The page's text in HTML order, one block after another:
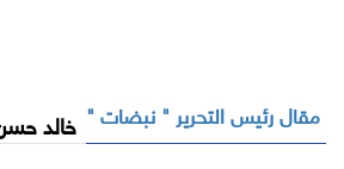
مقال رئيس التحرير " نبضات " خالد